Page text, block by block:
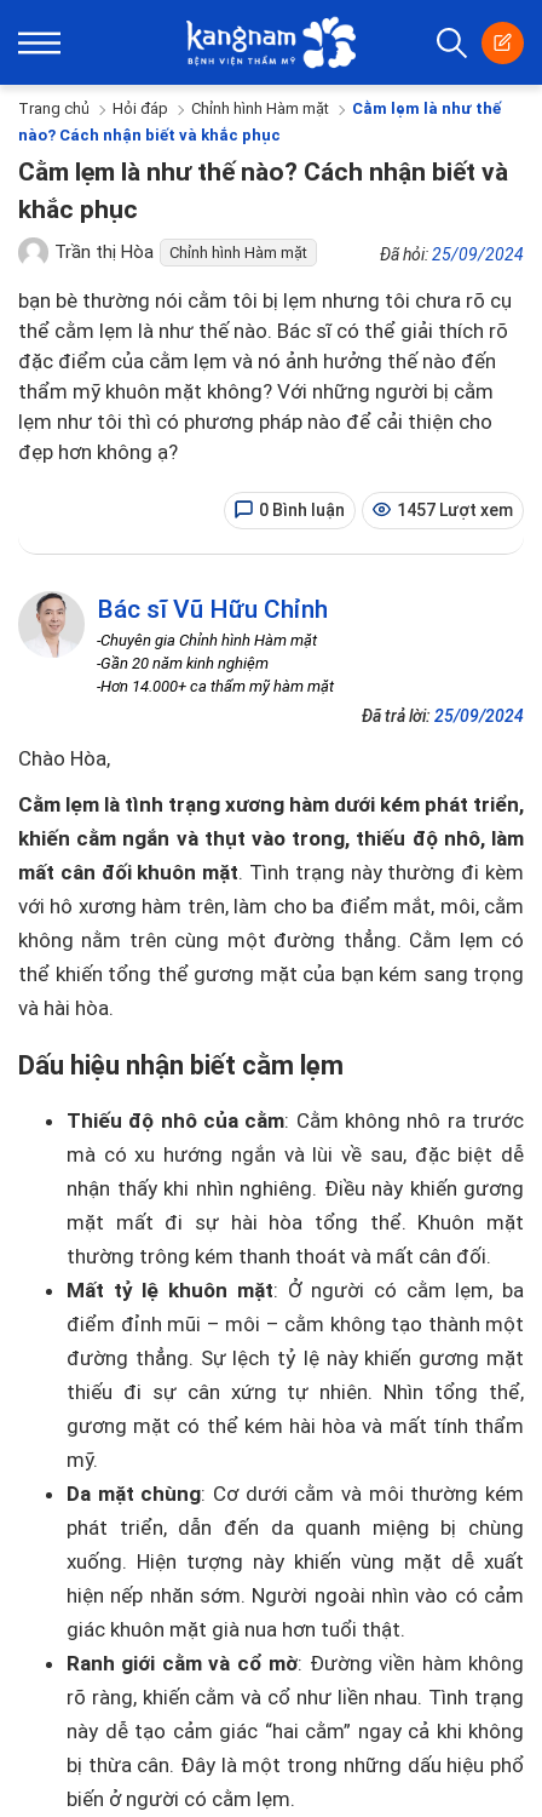
Trang chủ Hỏi đáp Chỉnh hình Hàm mặt
Cằm lẹm là như thế
nào? Cách nhận biết và khắc phục
Cằm lẹm là như thế nào? Cách nhận biết và
khắc phục
Trần thị Hòa Chỉnh hình Hàm mặt Đã hỏi:25/09/2024
bạn bè thường nói cằm tôi bị lẹm nhưng tôi chưa rõ cụ
thể cằm lẹm là như thế nào. Bác sĩ có thể giải thích rõ
đặc điểm của cằm lẹm và nó ảnh hưởng thế nào đến
thẩm mỹ khuôn mặt không? Với những người bị cằm
lẹm như tôi thì có phương pháp nào để cải thiện cho
đẹp hơn không ạ?
0 Bình luận 1457 Lượt xem
Bác sĩ Vũ Hữu Chỉnh
-Chuyên gia Chỉnh hình Hàm mặt
-Gần 20 năm kinh nghiệm
-Hơn 14.000+ ca thẩm mỹ hàm mặt
Đã trả lời: 25/09/2024
Chào Hòa,
Cằm lẹm là tình trạng xương hàm dưới kém phát triển,
khiến cằm ngắn và thụt vào trong, thiếu độ nhô, làm
mất cân đối khuôn mặt. Tình trạng này thường đi kèm
với hô xương hàm trên, làm cho ba điểm mắt, môi, cằm
không nằm trên cùng một đường thẳng. Cằm lẹm có
thể khiến tổng thể gương mặt của bạn kém sang trọng
và hài hòa.
Dấu hiệu nhận biết cằm lẹm
Thiếu độ nhô của cằm: Cằm không nhô ra trước
mà có xu hướng ngắn và lùi về sau, đặc biệt dễ
nhận thấy khi nhìn nghiêng. Điều này khiến gương
mặt mất đi sự hài hòa tổng thể. Khuôn mặt
thường trông kém thanh thoát và mất cân đối.
Mất tỷ lệ khuôn mặt: Ở người có cằm lẹm, ba
điểm đỉnh mũi – môi – cằm không tạo thành một
đường thẳng. Sự lệch tỷ lệ này khiến gương mặt
thiếu đi sự cân xứng tự nhiên. Nhìn tổng thể,
gương mặt có thể kém hài hòa và mất tính thẩm
mỹ.
Da mặt chùng: Cơ dưới cằm và môi thường kém
phát triển, dẫn đến da quanh miệng bị chùng
xuống. Hiện tượng này khiến vùng mặt dễ xuất
hiện nếp nhăn sớm. Người ngoài nhìn vào có cảm
giác khuôn mặt già nua hơn tuổi thật.
Ranh giới cằm và cổ mờ: Đường viền hàm không
rõ ràng, khiến cằm và cổ như liền nhau. Tình trạng
này dễ tạo cảm giác “hai cằm” ngay cả khi không
bị thừa cân. Đây là một trong những dấu hiệu phổ
biến ở người có cằm lẹm.